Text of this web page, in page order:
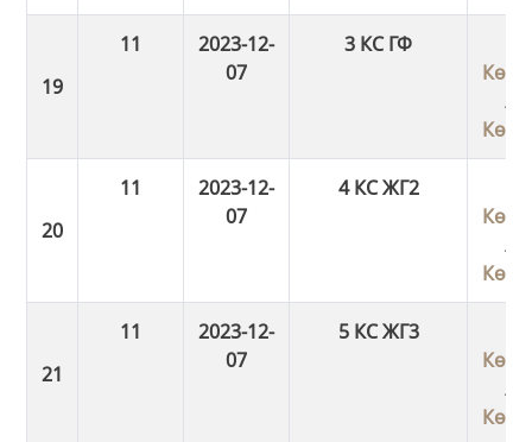
11
2023-12-
07
3 КС ГФ
/
11
2023-12-
07
4 КС ЖГ2
/
11
2023-12-
07
5 КС ЖГ3
/